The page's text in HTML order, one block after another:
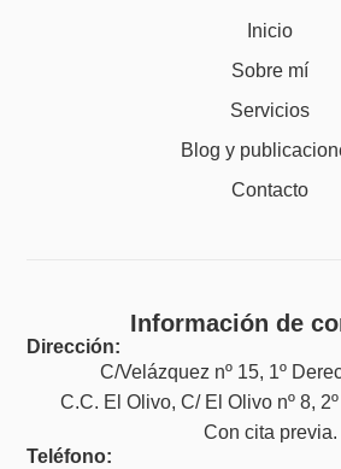
Inicio
Sobre mí
Servicios
Blog y
Contacto
Información de
Dirección:
C/Velázquez nº 15, 1º
C.C. El Olivo, C/ El Olivo nº 8,
Con cita previa.
Teléfono: